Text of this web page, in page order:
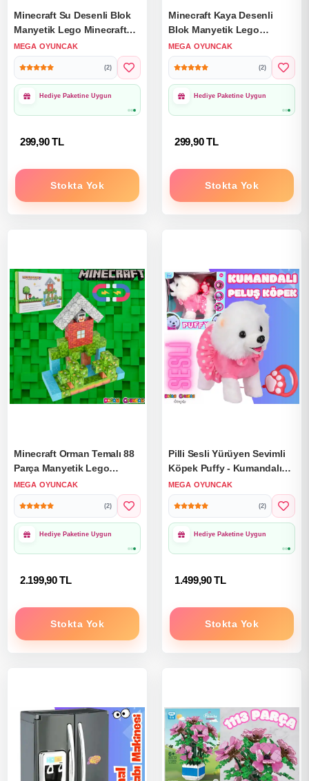
Minecraft Su Desenli Blok
Manyetik Lego Minecraft
Manyetik Lego Minecraft
Lego Megnetic Blocks
MEGA OYUNCAK
(2)
1000₺ Üzeri Ücretsiz
Kargo
299,90 TL
Stokta Yok
Minecraft Kaya Desenli
Blok Manyetik Lego
Minecraft Manyetik Lego
Minecraft Lego Megnetic
Blocks
MEGA OYUNCAK
(2)
1000₺ Üzeri Ücretsiz
Kargo
299,90 TL
Stokta Yok
Minecraft Orman Temalı 88
Parça Manyetik Lego
Minecraft Manyetik Lego
Minecraft Lego Megnetic
Blocks
MEGA OYUNCAK
(2)
1000₺ Üzeri Ücretsiz
Kargo
2.199,90 TL
Stokta Yok
Pilli Sesli Yürüyen Sevimli
Köpek Puffy - Kumandalı
Peluş Köpek - Havlayan
Sevimli Köpek - Hareket
Eden Köpek
MEGA OYUNCAK
(2)
1000₺ Üzeri Ücretsiz
Kargo
1.499,90 TL
Stokta Yok